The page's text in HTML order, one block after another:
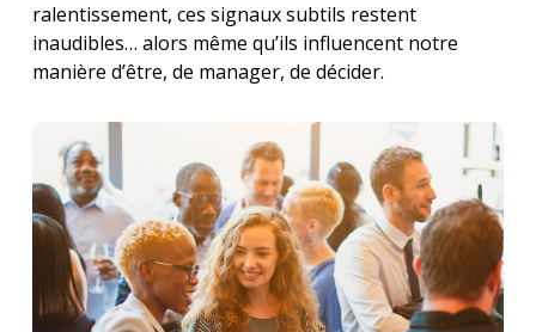
ralentissement, ces signaux subtils restent
inaudibles… alors même qu’ils influencent notre
manière d’être, de manager, de décider.